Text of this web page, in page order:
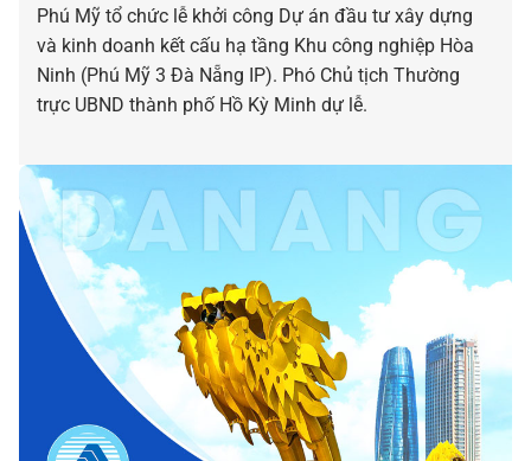
Phú Mỹ tổ chức lễ khởi công Dự án đầu tư xây dựng
và kinh doanh kết cấu hạ tầng Khu công nghiệp Hòa
Ninh (Phú Mỹ 3 Đà Nẵng IP). Phó Chủ tịch Thường
trực UBND thành phố Hồ Kỳ Minh dự lễ.